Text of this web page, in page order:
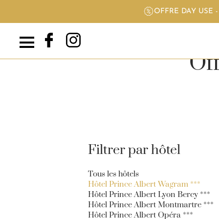
OFFRE DAY USE
Filtrer par hôtel
Tous les hôtels
Hôtel Prince Albert Wagram ***
Hôtel Prince Albert Lyon Bercy ***
Hôtel Prince Albert Montmartre ***
Hôtel Prince Albert Opéra ***